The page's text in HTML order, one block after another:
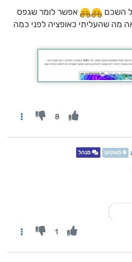
השכם
אפשר לומר שגפס
מה שהעליתי כאופציה לפני כמה
8
❄️ משקיען מנהל
1